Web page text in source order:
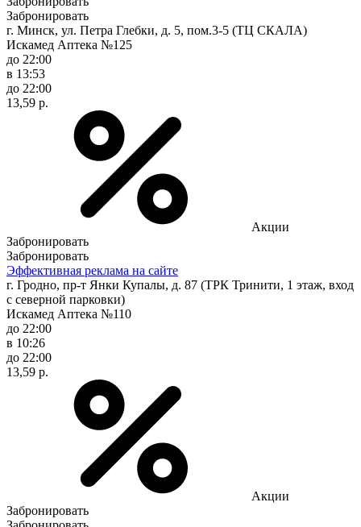
Забронировать
г. Минск, ул. Петра Глебки, д. 5, пом.3-5 (ТЦ СКАЛА)
Искамед Аптека №125
до 22:00
в 13:53
до 22:00
13,59 р.
Акции
Забронировать
Забронировать
Эффективная реклама на сайте
г. Гродно, пр-т Янки Купалы, д. 87 (ТРК Тринити, 1 этаж, вход
с северной парковки)
Искамед Аптека №110
до 22:00
в 10:26
до 22:00
13,59 р.
Акции
Забронировать